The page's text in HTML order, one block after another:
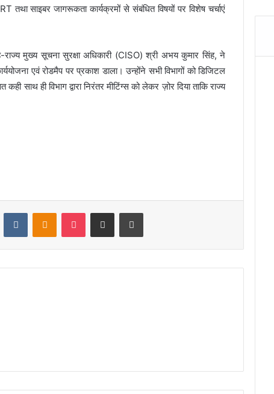
तथा साइबर जागरूकता कार्यक्रमों से संबंधित विषयों पर विशेष चर्चाएं
मुख्य सूचना सुरक्षा अधिकारी (CISO) श्री अभय कुमार सिंह, ने
एवं रोडमैप पर प्रकाश डाला। उन्होंने सभी विभागों को डिजिटल
साथ ही विभाग द्वारा निरंतर मीटिंग्स को लेकर ज़ोर दिया ताकि राज्य
VKontakteOdnoklassniki
Pocket Share via Email Print